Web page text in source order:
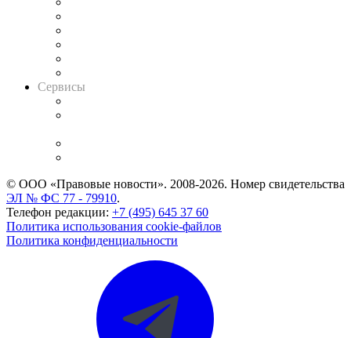
Сервисы
© ООО «Правовые новости». 2008-2026. Номер свидетельства
ЭЛ № ФС 77 - 79910.
Телефон редакции: +7 (495) 645 37 60
Политика использования cookie-файлов
Политика конфиденциальности